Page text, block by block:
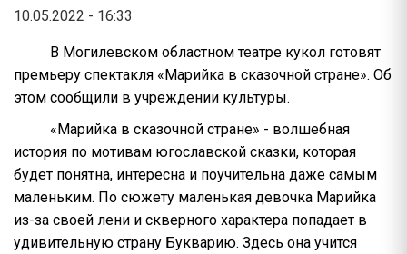
10.05.2022 - 16:33
В Могилевском областном театре кукол готовят
премьеру спектакля «Марийка в сказочной стране». Об
этом сообщили в учреждении культуры.
«Марийка в сказочной стране» - волшебная
история по мотивам югославской сказки, которая
будет понятна, интересна и поучительна даже самым
маленьким. По сюжету маленькая девочка Марийка
из-за своей лени и скверного характера попадает в
удивительную страну Букварию. Здесь она учится